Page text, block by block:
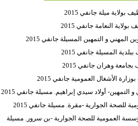
بولاية ميلة جانفي 2015
النعامة جانفي 2015
المهني و التمهين المسيلة جانفي 2015
المسيلة جانفي 2015
وهران جانفي 2015
الأشغال العمومية جانفي 2015
أولاد سيدي إبراهيم. مسيلة جانفي 2015
للصحة الجوارية -مقرة. مسيلة جانفي 2015
العمومية للصحة الجوارية -بن سرور. مسيلة